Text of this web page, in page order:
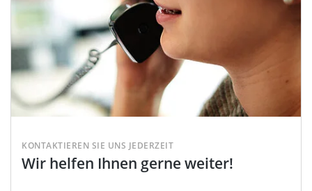
KONTAKTIEREN SIE UNS JEDERZEIT
Wir helfen Ihnen gerne weiter!